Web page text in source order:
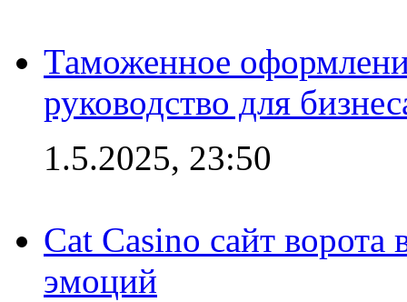
Таможенное
руководство для
1.5.2025, 23:50
Cat Casino сайт
эмоций